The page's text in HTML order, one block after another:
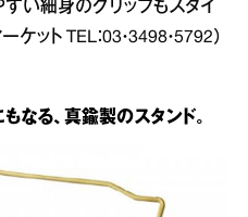
い細身のグリップもスタイ
ケット TEL：03・3498・5792）
なる、真鍮製のスタンド。